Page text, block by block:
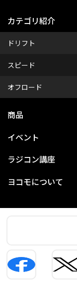
カテゴリ紹介
ドリフト
スピード
オフロード
商品
イベント
ラジコン講座
ヨコモについて